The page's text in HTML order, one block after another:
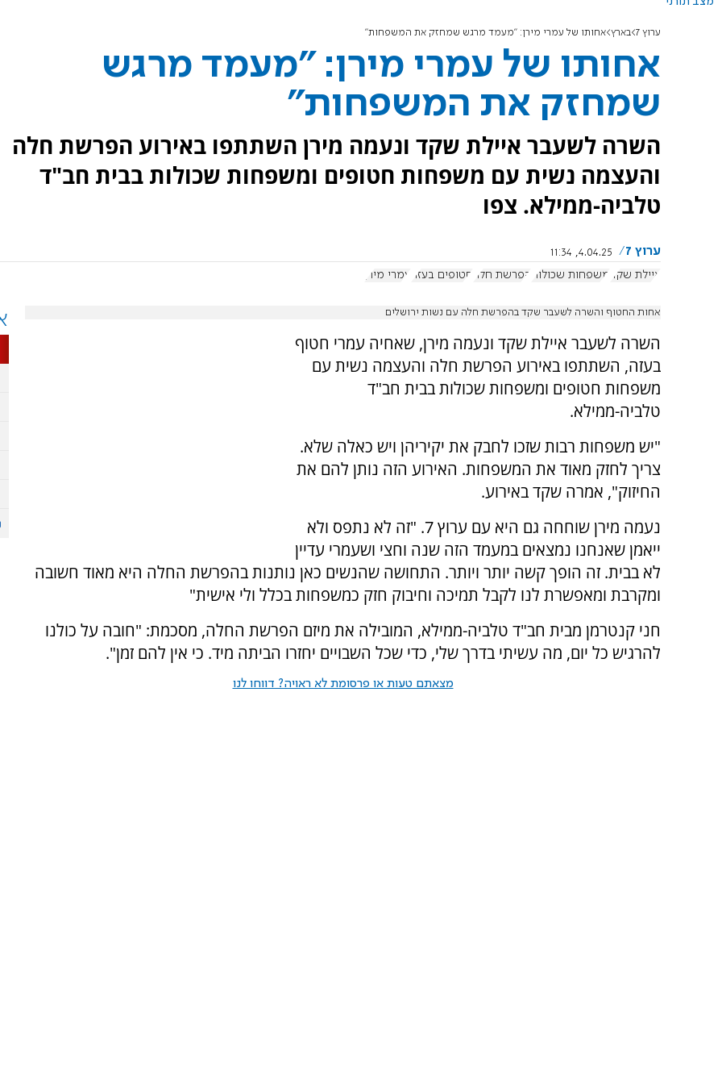
ערוץ 7 בארץ אחותו של עמרי מירן: "מעמד מרגש שמחזק את המשפחות"
אחותו של עמרי מירן: "מעמד מרגש
שמחזק את המשפחות"
השרה לשעבר איילת שקד ונעמה מירן השתתפו באירוע הפרשת חלה
והעצמה נשית עם משפחות חטופים ומשפחות שכולות בבית חב"ד
טלביה-ממילא. צפו
ערוץ 7
4.04.25, 11:34
איילת שקד משפחות שכולות הפרשת חלה חטופים בעזה עמרי מירן
אחות החטוף והשרה לשעבר שקד בהפרשת חלה עם נשות ירושלים
השרה לשעבר איילת שקד ונעמה מירן, שאחיה עמרי חטוף
בעזה, השתתפו באירוע הפרשת חלה והעצמה נשית עם
משפחות חטופים ומשפחות שכולות בבית חב"ד
טלביה-ממילא.
"יש משפחות רבות שזכו לחבק את יקיריהן ויש כאלה שלא.
צריך לחזק מאוד את המשפחות. האירוע הזה נותן להם את
החיזוק", אמרה שקד באירוע.
נעמה מירן שוחחה גם היא עם ערוץ 7. "זה לא נתפס ולא
ייאמן שאנחנו נמצאים במעמד הזה שנה וחצי ושעמרי עדיין
לא בבית. זה הופך קשה יותר ויותר. התחושה שהנשים כאן נותנות בהפרשת החלה היא מאוד חשובה
ומקרבת ומאפשרת לנו לקבל תמיכה וחיבוק חזק כמשפחות בכלל ולי אישית"
חני קנטרמן מבית חב"ד טלביה-ממילא, המובילה את מיזם הפרשת החלה, מסכמת: "חובה על כולנו
להרגיש כל יום, מה עשיתי בדרך שלי, כדי שכל השבויים יחזרו הביתה מיד. כי אין להם זמן".
מצאתם טעות או פרסומת לא ראויה? דווחו לנו